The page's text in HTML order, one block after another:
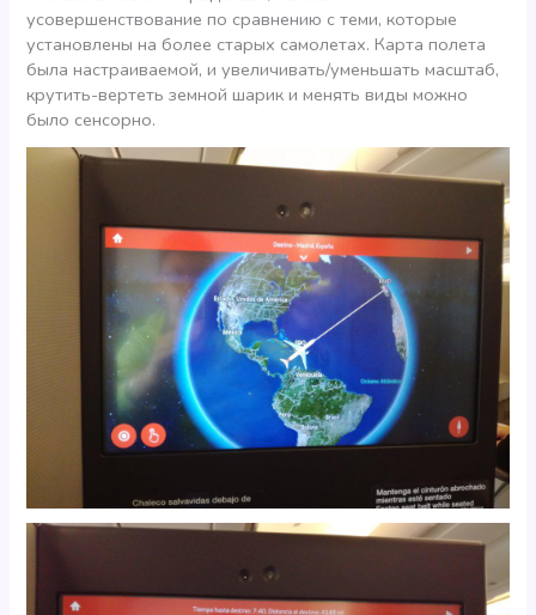
усовершенствование по сравнению с теми, которые
установлены на более старых самолетах. Карта полета
была настраиваемой, и увеличивать/уменьшать масштаб,
крутить-вертеть земной шарик и менять виды можно
было сенсорно.